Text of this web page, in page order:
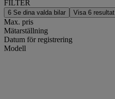
FILTER
6 Se dina valda bilar Visa 6 resultat
Max. pris
Mätarställning
Datum för registrering
Modell